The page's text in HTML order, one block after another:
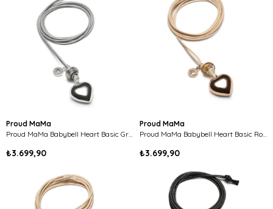
Proud MaMa
Proud MaMa Babybell Heart Basic Grey
₺3.699,90
Proud MaMa
Proud MaMa Babybell Heart Basic Rose Gold Rengi
₺3.699,90